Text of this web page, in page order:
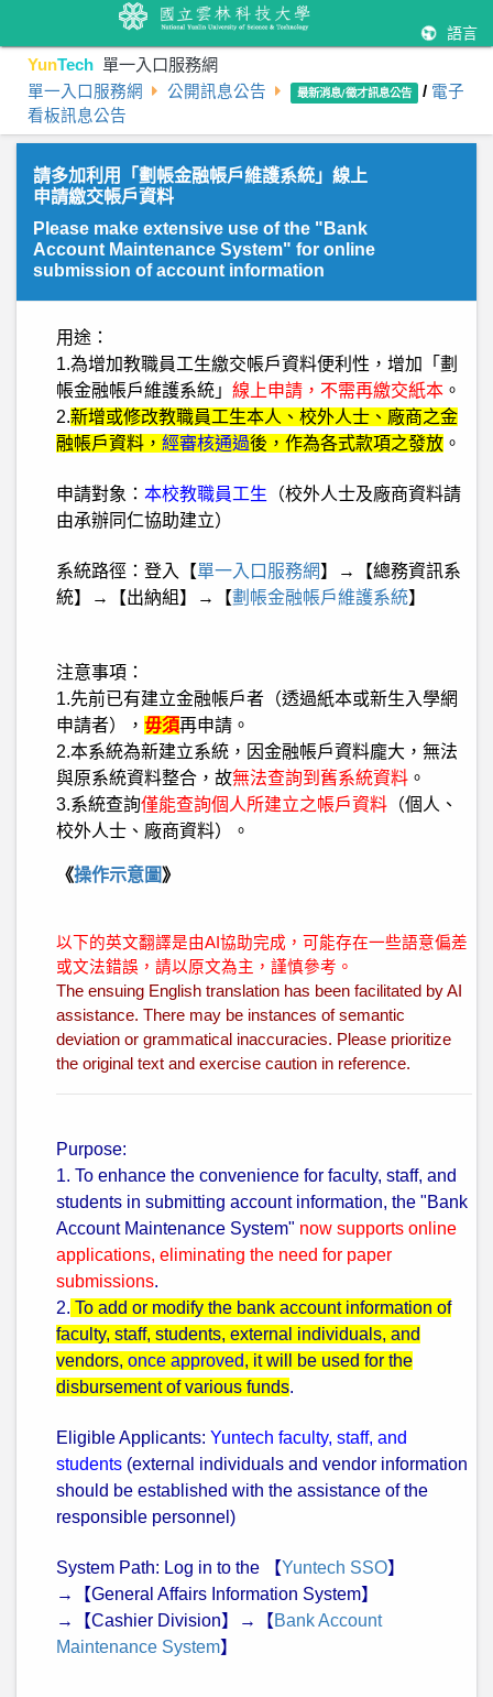
語言
YunTech 單一入口服務網
單一入口服務網 公開訊息公告 最新消息/徵才訊息公告 / 電子
看板訊息公告
請多加利用「劃帳金融帳戶維護系統」線上
申請繳交帳戶資料
Please make extensive use of the "Bank
Account Maintenance System" for online
submission of account information
用途：
1.為增加教職員工生繳交帳戶資料便利性，增加「劃
帳金融帳戶維護系統」 線上申請 ，不需再繳交紙本 。
2.新增或修改教職員工生本人、校外人士、廠商之金
融帳戶資料， 經審核通過後，作為各式款項之發放 。
申請對象： 本校教職員工生 （校外人士及廠商資料請
由承辦同仁協助建立）
系統路徑：登入【單一入口服務網】→【總務資訊系
統】→
【出納組】 →【劃帳金融帳戶維護系統】
注意事項：
1.先前已有建立金融帳戶者（透過紙本或新生入學網
申請者）， 毋須再申請。
2.本系統為新建立系統，因金融帳戶資料龐大，無法
與原系統資料整合，故無法查詢到舊系統資料 。
3.系統查詢僅能查詢個人所建立之帳戶資料 （個人、
校外人士、廠商資料）。
《操作示意圖》
以下的英文翻譯是由AI協助完成，可能存在一些語意偏差
或文法錯誤，請以原文為主，謹慎參考。
The ensuing English translation has been facilitated by AI
assistance. There may be instances of semantic
deviation or grammatical inaccuracies. Please prioritize
the original text and exercise caution in reference.
Purpose:
1. To enhance the convenience for faculty, staff, and
students in submitting account information, the "Bank
Account Maintenance System" now supports online
applications, eliminating the need for paper
submissions.
2. To add or modify the bank account information of
faculty, staff, students, external individuals, and
vendors, once approved, it will be used for the
disbursement of various funds.
Eligible Applicants: Yuntech faculty, staff, and
students (external individuals and vendor information
should be established with the assistance of the
responsible personnel)
System Path: Log in to the 【Yuntech SSO】
→【General Affairs Information System】
→
【Cashier Division】 →【Bank Account
Maintenance System】